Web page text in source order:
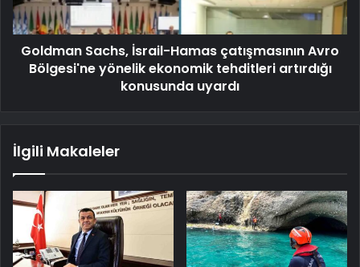
Goldman Sachs, İsrail-Hamas çatışmasının Avro
Bölgesi'ne yönelik ekonomik tehditleri artırdığı
konusunda uyardı
İlgili Makaleler